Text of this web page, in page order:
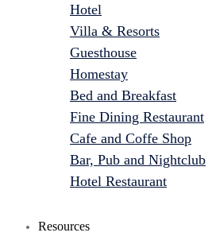
Hotel
Villa & Resorts
Guesthouse
Homestay
Bed and Breakfast
Fine Dining Restaurant
Cafe and Coffe Shop
Bar, Pub and Nightclub
Hotel Restaurant
Resources